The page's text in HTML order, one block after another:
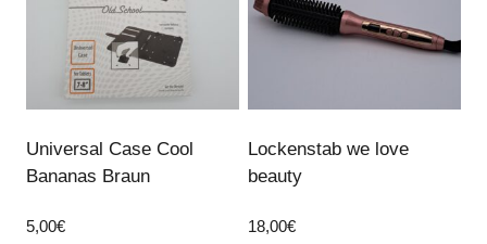
Universal Case Cool
Bananas Braun
5,00€
Lockenstab we love
beauty
18,00€